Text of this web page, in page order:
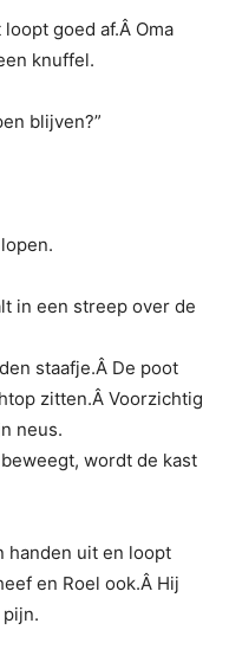
goed af.Â Oma
knuffel.
blijven?”
in een streep over de
staafje.Â De poot
zitten.Â Voorzichtig
neus.
wordt de kast
handen uit en loopt
en Roel ook.Â Hij